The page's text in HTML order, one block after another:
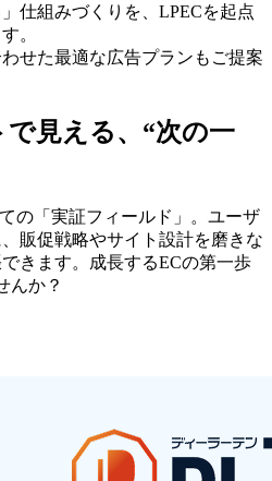
仕組みづくりを、LPECを起点
。
せた最適な広告プランもご提案
見える、“次の一
の「実証フィールド」。ユーザ
販促戦略やサイト設計を磨きな
きます。成長するECの第一歩
んか？